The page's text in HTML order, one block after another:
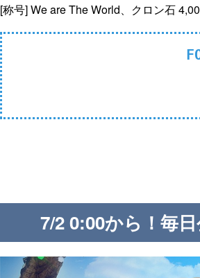
[称号] We are The World、クロン石
7/2 0:00から！毎